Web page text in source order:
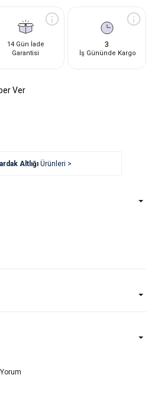
14 Gün İade
Garantisi
3
İş Gününde Kargo
Ver
Altlığı Ürünleri >